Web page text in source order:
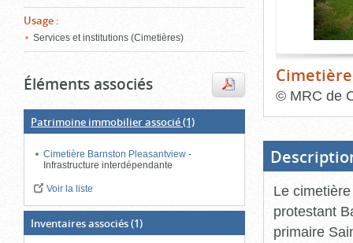
Usage :
Services et institutions (Cimetières)
Éléments associés
Patrimoine immobilier associé(1)
Cimetière Barnston Pleasantview-
Infrastructure interdépendante
Voir la liste
Inventaires associés(1)
© MRC de
bloc
d'onglets
Le
protestant
primaire